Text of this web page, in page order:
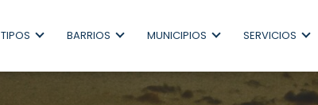
TIPOS BARRIOS MUNICIPIOS SERVICIOS